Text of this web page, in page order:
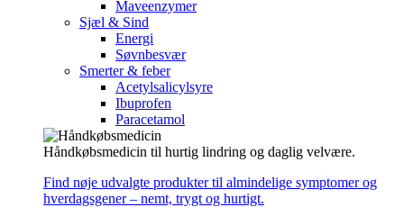
Maveenzymer
Sjæl & Sind
Energi
Søvnbesvær
Smerter & feber
Acetylsalicylsyre
Ibuprofen
Paracetamol
Håndkøbsmedicin til hurtig lindring og daglig velvære.
Find nøje udvalgte produkter til almindelige symptomer og
hverdagsgener – nemt, trygt og hurtigt.